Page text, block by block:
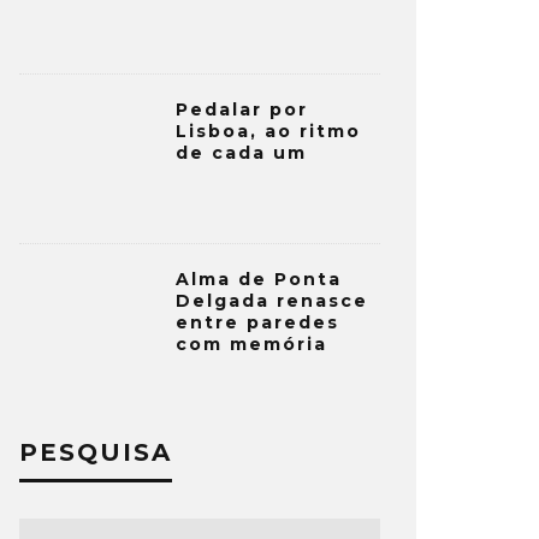
Pedalar por
Lisboa, ao ritmo
de cada um
Alma de Ponta
Delgada renasce
entre paredes
com memória
PESQUISA